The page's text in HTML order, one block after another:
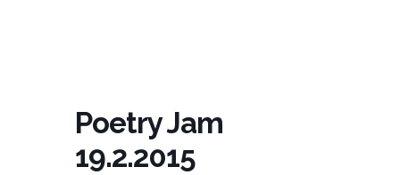
Poetry Jam
19.2.2015